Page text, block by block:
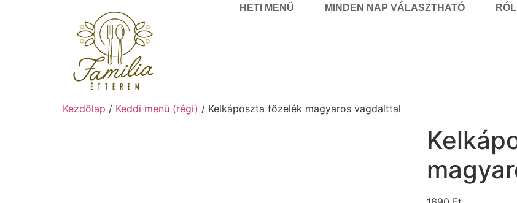
HETI MENÜ MINDEN NAP VÁLASZTHATÓ
Kezdőlap / Keddi menü (régi) / Kelkáposzta főzelék magyaros vagdalttal